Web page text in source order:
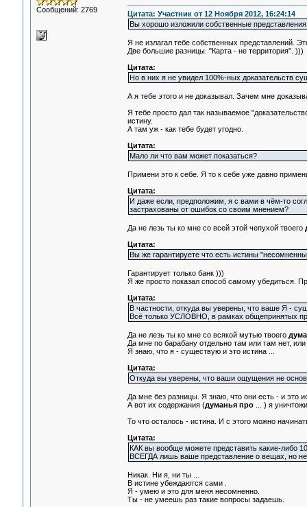
Сообщений: 2769
Цитата: Участник от 12 Ноября 2012, 16:24:14
Вы хорошо изложили собственные
Я не излагал тебе собственных представлений.
Две большие разницы. "Карта - не территория". )))
Цитата:
Но в них я не увидел 100%-ных доказательств
А я тебе этого и не доказывал. Зачем мне
Я тебе просто дал так называемое
истину.
А там уж - как тебе будет угодно.
Цитата:
Мало ли что вам может показаться?
Примени это к себе. Я то к себе уже давно
Цитата:
И даже если, предположим, я с вами в чём-то
застрахованы от ошибок со своим мнением?
Да не лезь ты ко мне со всей этой чепухой твоего
Цитата:
Вы же гарантируете что есть истины
Гарантирует только банк )))
Я же просто показал способ самому убедиться.
Цитата:
В частности, откуда вы уверены, что ваше Я -
Всё только УСЛОВНО, в рамках общепринятых
Да не лезь ты ко мне со всякой мутью твоего
Да мне по барабану отдельно там или там нет,
Я знаю, что я - существую и это истина ...
Цитата:
Откуда вы уверены, что ваши ощущения не
Да мне без разницы. Я знаю, что они есть - и это
А вот их содержания (думанья про... ) я
То что осталось - истина. И с этого можно
Цитата:
КАК вы вообще можете представить какие-либо
ВСЕГДА лишь ваше представление о вещах, но
Никак. Ни я, ни ты ...
В истине убеждаются сами .
Я - умею и это для меня несомненно.
Ты - не умеешь раз такие вопросы задаешь.